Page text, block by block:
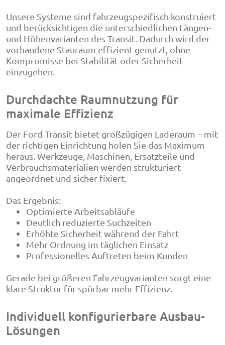
Unsere Systeme sind fahrzeugspezifisch konstruiert
und berücksichtigen die unterschiedlichen Längen-
und Höhenvarianten des Transit. Dadurch wird der
vorhandene Stauraum effizient genutzt, ohne
Kompromisse bei Stabilität oder Sicherheit
einzugehen.
Durchdachte Raumnutzung für
maximale Effizienz
Der Ford Transit bietet großzügigen Laderaum – mit
der richtigen Einrichtung holen Sie das Maximum
heraus. Werkzeuge, Maschinen, Ersatzteile und
Verbrauchsmaterialien werden strukturiert
angeordnet und sicher fixiert.
Das Ergebnis:
Optimierte Arbeitsabläufe
Deutlich reduzierte Suchzeiten
Erhöhte Sicherheit während der Fahrt
Mehr Ordnung im täglichen Einsatz
Professionelles Auftreten beim Kunden
Gerade bei größeren Fahrzeugvarianten sorgt eine
klare Struktur für spürbar mehr Effizienz.
Individuell konfigurierbare Ausbau-
Lösungen